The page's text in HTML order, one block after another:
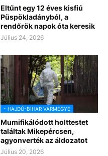
Eltűnt egy 12 éves kisfiú
Püspökladányból, a
rendőrök napok óta keresik
Július 24, 2026
- HAJDÚ-BIHAR VÁRMEGYE
Mumifikálódott holttestet
találtak Mikepércsen,
agyonverték az áldozatot
Július 20, 2026